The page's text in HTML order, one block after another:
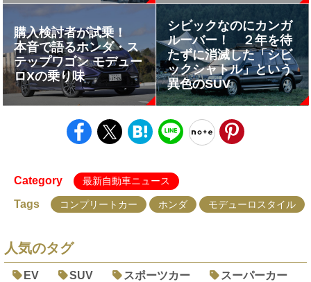
購入検討者が試乗！
本音で語るホンダ・ス
テップワゴン モデュー
ロXの乗り味
シビックなのにカンガ
ルーバー！ ２年を待
たずに消滅した「シビ
ックシャトル」という
異色のSUV
Category 最新自動車ニュース
Tags コンプリートカー ホンダ モデューロスタイル
人気のタグ
EV SUV スポーツカー
スーパーカー